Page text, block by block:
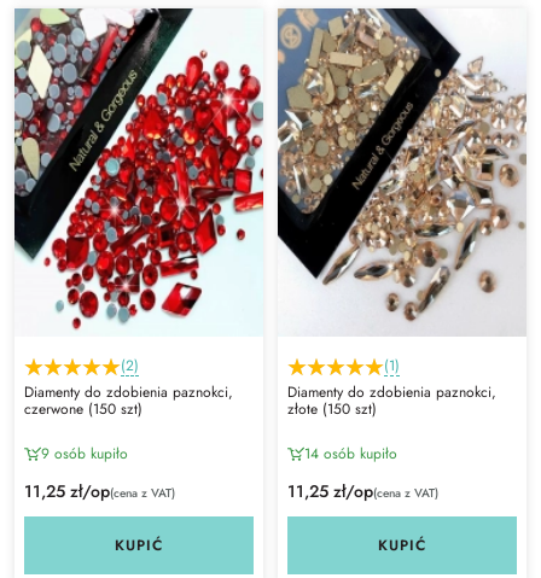
(2)
Diamenty do zdobienia paznokci,
czerwone (150 szt)
9 osób kupiło
11,25 zł/op(cena z VAT)
KUPIĆ
(1)
Diamenty do zdobienia paznokci,
złote (150 szt)
14 osób kupiło
11,25 zł/op(cena z VAT)
KUPIĆ